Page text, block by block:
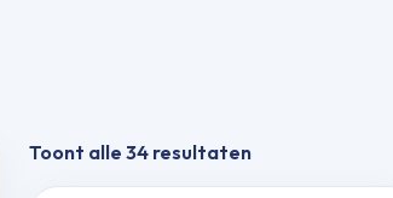
Toont alle 34 resultaten